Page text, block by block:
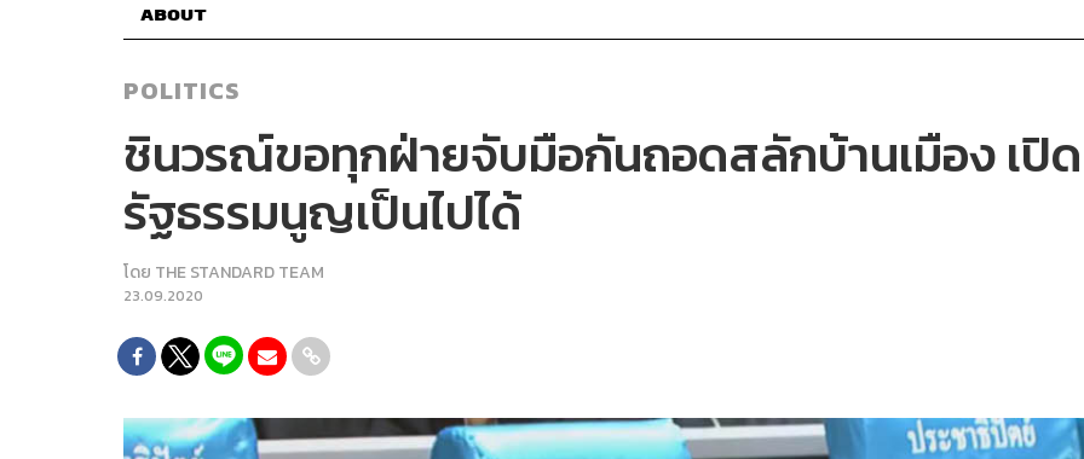
ABOUT
POLITICS
ชินวรณ์ขอทุกฝ่ายจับมือกันถอดสลักบ้านเมือง เปิด
รัฐธรรมนูญเป็นไปได้
โดย THE STANDARD TEAM
23.09.2020